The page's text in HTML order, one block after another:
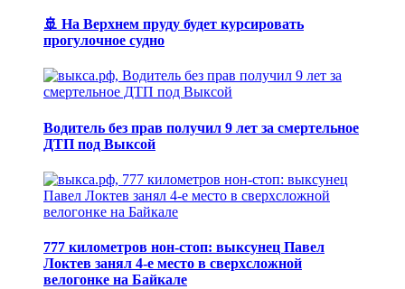
🚢 На Верхнем пруду будет курсировать
прогулочное судно
Водитель без прав получил 9 лет за смертельное
ДТП под Выксой
777 километров нон-стоп: выксунец Павел
Локтев занял 4-е место в сверхсложной
велогонке на Байкале